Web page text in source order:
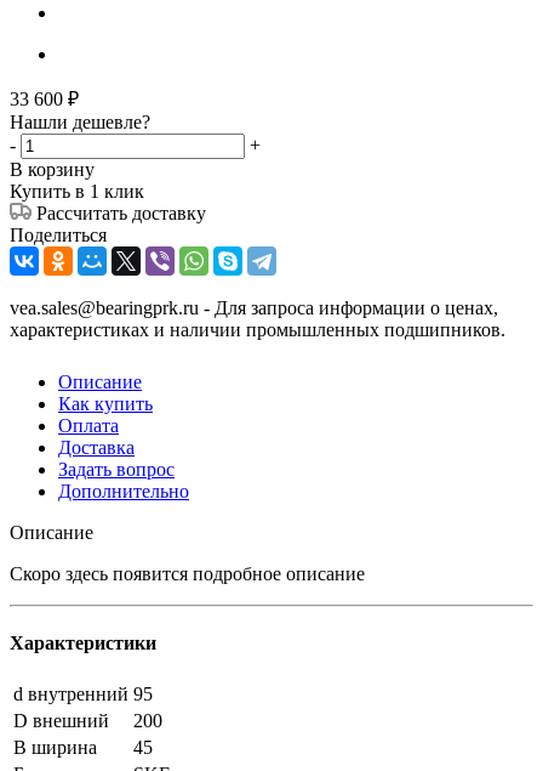
33 600 ₽
Нашли дешевле?
-
+
В корзину
Купить в 1 клик
Рассчитать доставку
Поделиться
vea.sales@bearingprk.ru - Для запроса информации о ценах,
характеристиках и наличии промышленных подшипников.
Описание
Как купить
Оплата
Доставка
Задать вопрос
Дополнительно
Описание
Скоро здесь появится подробное описание
Характеристики
d внутренний 95
D внешний
200
B ширина
45